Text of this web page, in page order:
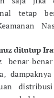
tetap
ditutup
benar-